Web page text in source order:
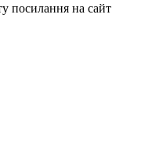
посилання на сайт